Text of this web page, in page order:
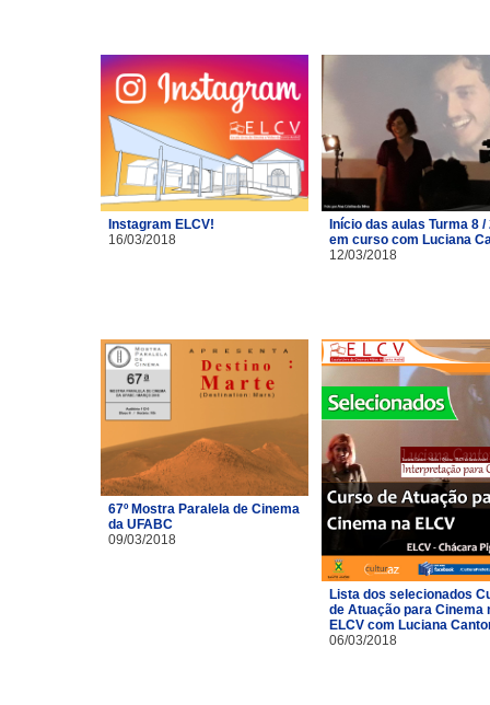
Instagram ELCV!
16/03/2018
Início das aulas Turma 8 /
em curso com Luciana
12/03/2018
67º Mostra Paralela de Cinema
da UFABC
09/03/2018
Lista dos selecionados
de Atuação para Cinema
ELCV com Luciana
06/03/2018